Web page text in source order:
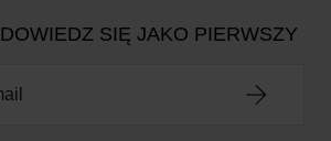
DOWIEDZ SIĘ JAKO PIERWSZY